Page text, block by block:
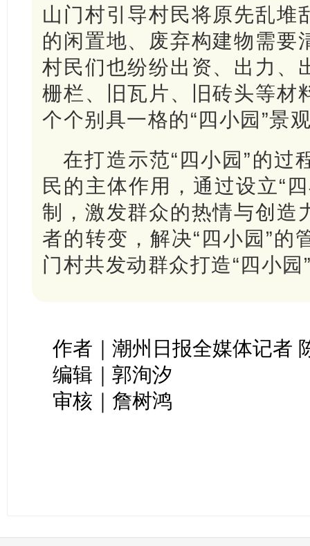
山门村引导村民将原先乱堆
的闲置地、废弃构建物需要
村民们也纷纷出资、出力、
栅栏、旧瓦片、旧砖头等材
个个别具一格的“四小园”景
在打造示范“四小园”的过
民的主体作用，通过设立“
制，激发群众的热情与创造
者的转变，解决“四小园”的
门村共发动群众打造“四小
作者｜潮州日报全媒体记者
编辑｜郭洵汐
审核｜詹树鸿